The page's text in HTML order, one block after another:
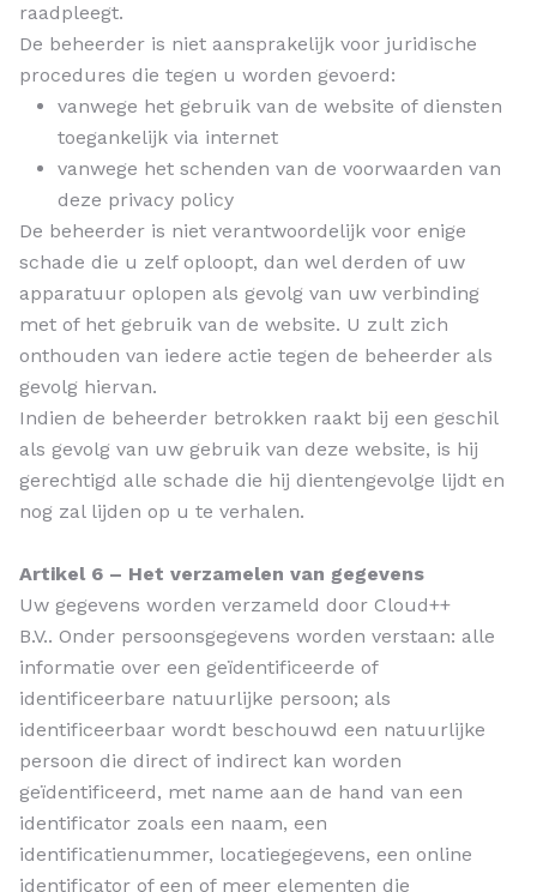
raadpleegt.
De beheerder is niet aansprakelijk voor juridische
procedures die tegen u worden gevoerd:
vanwege het gebruik van de website of diensten
toegankelijk via internet
vanwege het schenden van de voorwaarden van
deze privacy policy
De beheerder is niet verantwoordelijk voor enige
schade die u zelf oploopt, dan wel derden of uw
apparatuur oplopen als gevolg van uw verbinding
met of het gebruik van de website. U zult zich
onthouden van iedere actie tegen de beheerder als
gevolg hiervan.
Indien de beheerder betrokken raakt bij een geschil
als gevolg van uw gebruik van deze website, is hij
gerechtigd alle schade die hij dientengevolge lijdt en
nog zal lijden op u te verhalen.
Artikel 6 – Het verzamelen van gegevens
Uw gegevens worden verzameld door Cloud++
B.V.. Onder persoonsgegevens worden verstaan: alle
informatie over een geïdentificeerde of
identificeerbare natuurlijke persoon; als
identificeerbaar wordt beschouwd een natuurlijke
persoon die direct of indirect kan worden
geïdentificeerd, met name aan de hand van een
identificator zoals een naam, een
identificatienummer, locatiegegevens, een online
identificator of een of meer elementen die